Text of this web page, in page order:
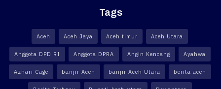
Tags
Aceh Aceh Jaya Aceh timur Aceh Utara
Anggota DPD RI Anggota DPRA Angin Kencang Ayahwa
Azhari Cage banjir Aceh banjir Aceh Utara berita aceh